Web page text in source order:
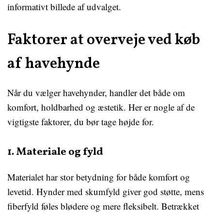
informativt billede af udvalget.
Faktorer at overveje ved køb
af havehynde
Når du vælger havehynder, handler det både om
komfort, holdbarhed og æstetik. Her er nogle af de
vigtigste faktorer, du bør tage højde for.
1. Materiale og fyld
Materialet har stor betydning for både komfort og
levetid. Hynder med skumfyld giver god støtte, mens
fiberfyld føles blødere og mere fleksibelt. Betrækket